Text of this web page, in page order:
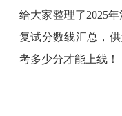
给大家整理了2025
复试分数线汇总，
考多少分才能上线！